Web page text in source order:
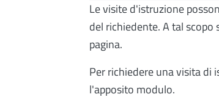
Le visite d'istruzione
del richiedente. A tal
pagina.
Per richiedere una visita di
l'apposito modulo.